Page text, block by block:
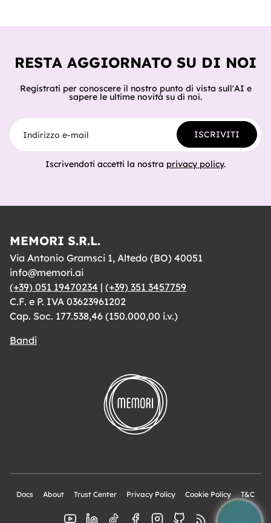
le richieste delle aziende sui sistemi multiagente sono
RESTA AGGIORNATO SU DI NOI
Registrati per conoscere il nostro punto di vista sull'AI e
sapere le ultime novità su di noi.
Indirizzo e-mail
ISCRIVITI
Iscrivendoti accetti la nostra privacy policy.
MEMORI S.R.L.
Via Antonio Gramsci 1, Altedo (BO) 40051
info@memori.ai
(+39) 051 19470234 | (+39) 351 3457759
C.F. e P. IVA 03623961202
Cap. Soc. 177.538,46 (150.000,00 i.v.)
Bandi
Docs About Trust Center Privacy Policy Cookie Policy T&C